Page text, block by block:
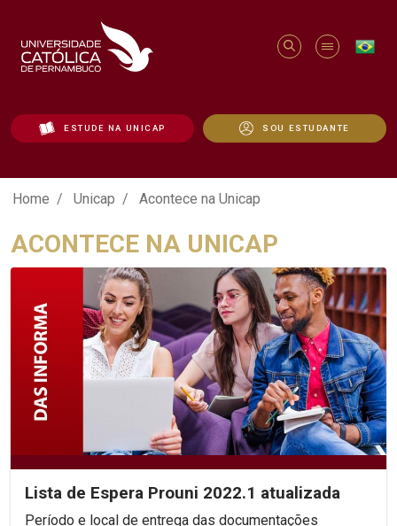
ESTUDE NA UNICAP SOU ESTUDANTE
Acontece na Unicap - Unicap
Home Unicap Acontece na Unicap
ACONTECE NA UNICAP
Lista de Espera Prouni 2022.1 atualizada
Período e local de entrega das documentações